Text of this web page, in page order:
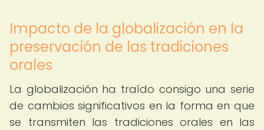
Impacto de la globalización en la
preservación de las tradiciones
orales
La globalización ha traído consigo una serie
de cambios significativos en la forma en que
se transmiten las tradiciones orales en las